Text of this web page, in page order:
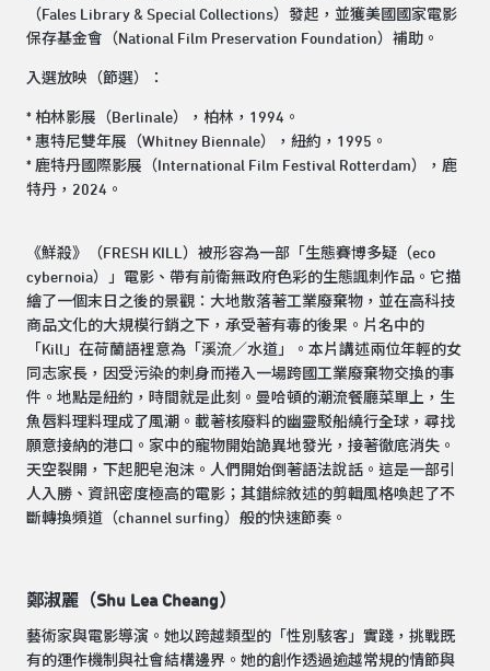
（Fales Library & Special Collections）發起，並獲美國國家電影
保存基金會（National Film Preservation Foundation）補助。
入選放映（節選）：
* 柏林影展（Berlinale），柏林，1994。
* 惠特尼雙年展（Whitney Biennale），紐約，1995。
* 鹿特丹國際影展（International Film Festival Rotterdam），鹿
特丹，2024。
《鮮殺》（FRESH KILL）被形容為一部「生態賽博多疑（eco
cybernoia）」電影、帶有前衛無政府色彩的生態諷刺作品。它描
繪了一個末日之後的景觀：大地散落著工業廢棄物，並在高科技
商品文化的大規模行銷之下，承受著有毒的後果。片名中的
「Kill」在荷蘭語裡意為「溪流／水道」。本片講述兩位年輕的女
同志家長，因受污染的刺身而捲入一場跨國工業廢棄物交換的事
件。地點是紐約，時間就是此刻。曼哈頓的潮流餐廳菜單上，生
魚唇料理料理成了風潮。載著核廢料的幽靈駁船繞行全球，尋找
願意接納的港口。家中的寵物開始詭異地發光，接著徹底消失。
天空裂開，下起肥皂泡沫。人們開始倒著語法說話。這是一部引
人入勝、資訊密度極高的電影；其錯綜敘述的剪輯風格喚起了不
斷轉換頻道（channel surfing）般的快速節奏。
鄭淑麗（Shu Lea Cheang）
藝術家與電影導演。她以跨越類型的「性別駭客」實踐，挑戰既
有的運作機制與社會結構邊界。她的創作透過逾越常規的情節與